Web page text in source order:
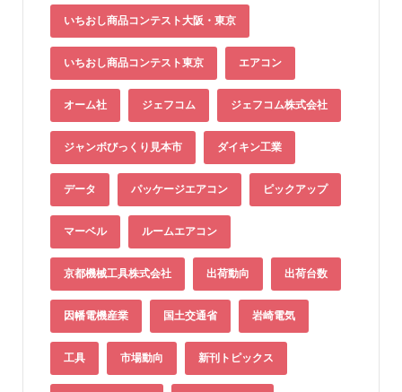
いちおし商品コンテスト大阪・東京
いちおし商品コンテスト東京 エアコン
オーム社 ジェフコム ジェフコム株式会社
ジャンボびっくり見本市 ダイキン工業
データ パッケージエアコン ピックアップ
マーベル ルームエアコン
京都機械工具株式会社 出荷動向 出荷台数
因幡電機産業 国土交通省 岩崎電気
工具 市場動向 新刊トピックス